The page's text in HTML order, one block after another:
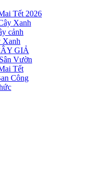
Tết 2026
Xanh
cảnh
Xanh
GIẢ
Vườn
Tết
Công